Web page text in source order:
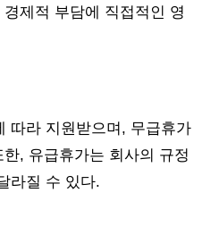
제적 부담에 직접적인 영
따라 지원받으며, 무급휴가
, 유급휴가는 회사의 규정
라질 수 있다.